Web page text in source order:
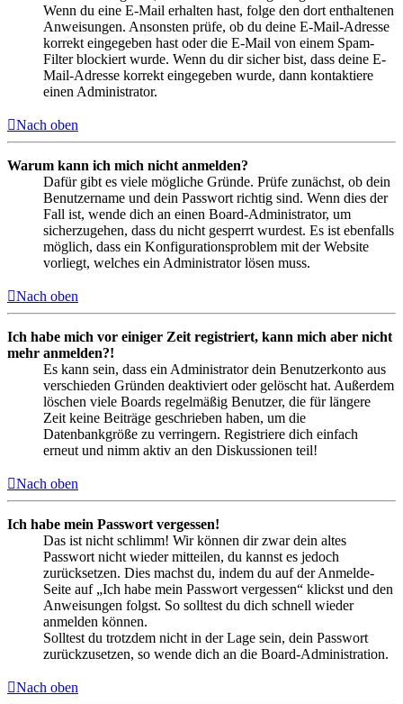
Wenn du eine E-Mail erhalten hast, folge den dort enthaltenen
Anweisungen. Ansonsten prüfe, ob du deine E-Mail-Adresse
korrekt eingegeben hast oder die E-Mail von einem Spam-
Filter blockiert wurde. Wenn du dir sicher bist, dass deine E-
Mail-Adresse korrekt eingegeben wurde, dann kontaktiere
einen Administrator.
Nach oben
Warum kann ich mich nicht anmelden?
Dafür gibt es viele mögliche Gründe. Prüfe zunächst, ob dein
Benutzername und dein Passwort richtig sind. Wenn dies der
Fall ist, wende dich an einen Board-Administrator, um
sicherzugehen, dass du nicht gesperrt wurdest. Es ist ebenfalls
möglich, dass ein Konfigurationsproblem mit der Website
vorliegt, welches ein Administrator lösen muss.
Nach oben
Ich habe mich vor einiger Zeit registriert, kann mich aber nicht
mehr anmelden?!
Es kann sein, dass ein Administrator dein Benutzerkonto aus
verschieden Gründen deaktiviert oder gelöscht hat. Außerdem
löschen viele Boards regelmäßig Benutzer, die für längere
Zeit keine Beiträge geschrieben haben, um die
Datenbankgröße zu verringern. Registriere dich einfach
erneut und nimm aktiv an den Diskussionen teil!
Nach oben
Ich habe mein Passwort vergessen!
Das ist nicht schlimm! Wir können dir zwar dein altes
Passwort nicht wieder mitteilen, du kannst es jedoch
zurücksetzen. Dies machst du, indem du auf der Anmelde-
Seite auf „Ich habe mein Passwort vergessen“ klickst und den
Anweisungen folgst. So solltest du dich schnell wieder
anmelden können.
Solltest du trotzdem nicht in der Lage sein, dein Passwort
zurückzusetzen, so wende dich an die Board-Administration.
Nach oben